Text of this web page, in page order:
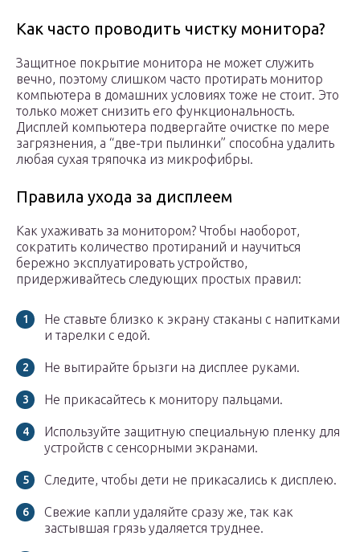
Как часто проводить чистку монитора?
Защитное покрытие монитора не может служить
вечно, поэтому слишком часто протирать монитор
компьютера в домашних условиях тоже не стоит. Это
только может снизить его функциональность.
Дисплей компьютера подвергайте очистке по мере
загрязнения, а “две-три пылинки” способна удалить
любая сухая тряпочка из микрофибры.
Правила ухода за дисплеем
Как ухаживать за монитором? Чтобы наоборот,
сократить количество протираний и научиться
бережно эксплуатировать устройство,
придерживайтесь следующих простых правил:
Не ставьте близко к экрану стаканы с напитками
и тарелки с едой.
Не вытирайте брызги на дисплее руками.
Не прикасайтесь к монитору пальцами.
Используйте защитную специальную пленку для
устройств с сенсорными экранами.
Следите, чтобы дети не прикасались к дисплею.
Свежие капли удаляйте сразу же, так как
застывшая грязь удаляется труднее.